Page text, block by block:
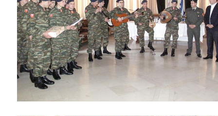
2011
2010
2006